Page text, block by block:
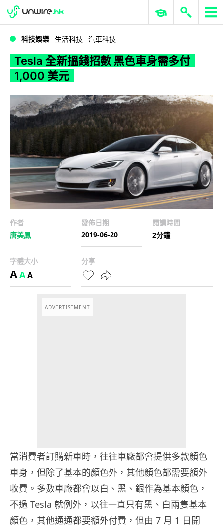
WWDC 2026 ERP 與商業 AI
科技娛樂 生活科技 汽車科技
Tesla 全新搵錢招數 黑色車身需多付
1,000 美元
作者
唐美鳳
發佈日期
2019-06-20
閱讀時間
2分鐘
字體大小
AAA
分享
ADVERTISEMENT
當消費者訂購新車時，往往車廠都會提供多款顏色
車身，但除了基本的顏色外，其他顏色都需要額外
收費。多數車廠都會以白、黑、銀作為基本顏色，
不過 Tesla 就例外，以往一直只有黑、白兩隻基本
顏色，其他通通都要額外付費，但由 7 月 1 日開